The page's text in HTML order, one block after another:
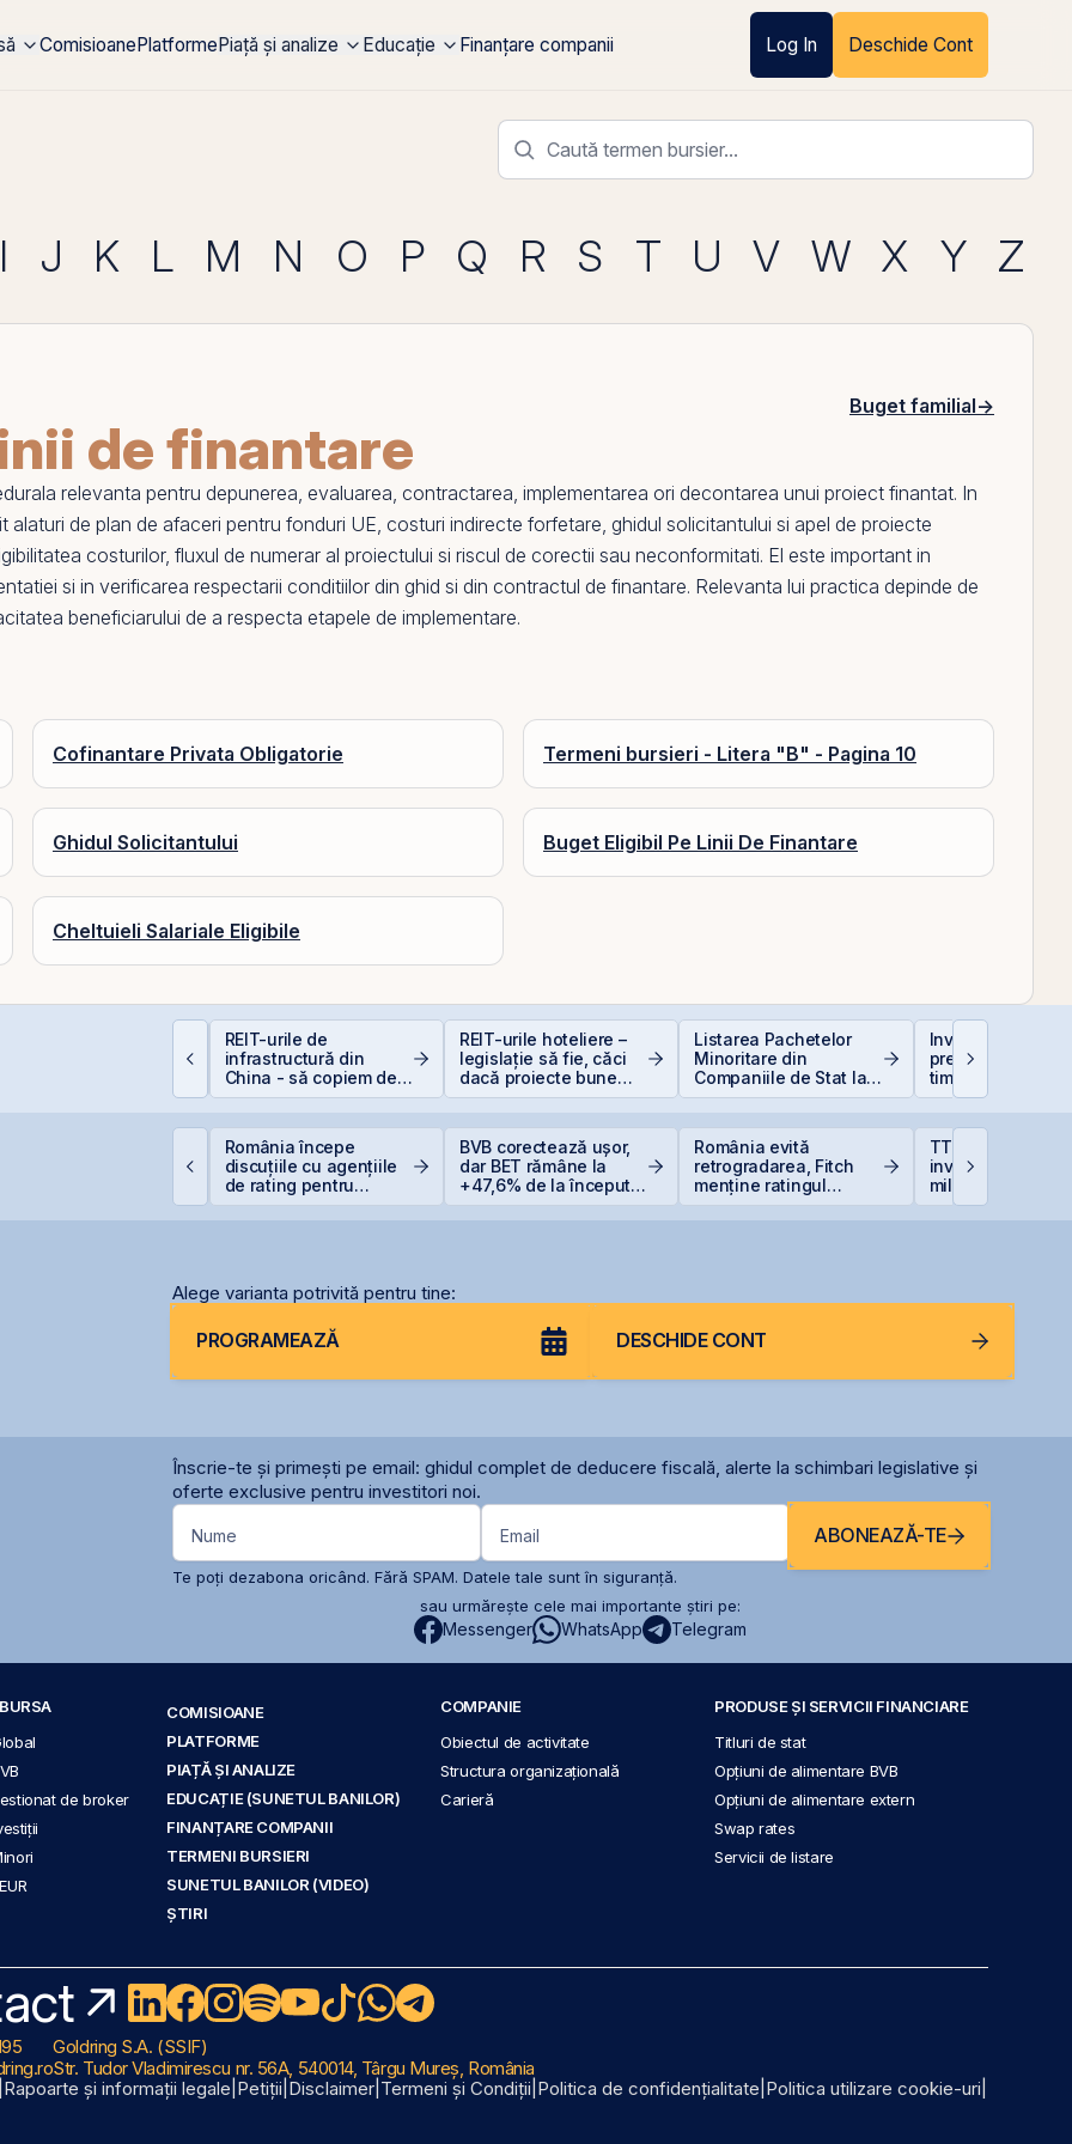
ComisioanePlatformePiață și analize Educație Finanțare companii Log In Deschide Cont
I J K L M N O P Q R S T U V W X Y Z
Buget familial→
de finantare
relevanta pentru depunerea, evaluarea, contractarea, implementarea ori decontarea unui proiect finantat. In
alaturi de plan de afaceri pentru fonduri UE, costuri indirecte forfetare, ghidul solicitantului si apel de proiecte
costurilor, fluxul de numerar al proiectului si riscul de corectii sau neconformitati. El este important in
si in verificarea respectarii conditiilor din ghid si din contractul de finantare. Relevanta lui practica depinde de
beneficiarului de a respecta etapele de implementare.
Cofinantare Privata Obligatorie Termeni bursieri - Litera "B" - Pagina 10
Ghidul Solicitantului Buget Eligibil Pe Linii De Finantare
Cheltuieli Salariale Eligibile
REIT-urile de
infrastructură din
China - să copiem de
la cel ce copiază?!
REIT-urile hoteliere –
legislație să fie, căci
dacă proiecte bune
sunt și banii se găsesc
Listarea Pachetelor
Minoritare din
Companiile de Stat la
BVB – Soluție pentru
Investiții la 50+
prea târziu sau
timp?
România începe
discuțiile cu agențiile
de rating pentru
BVB corectează ușor,
dar BET rămâne la
+47,6% de la începutul
România evită
retrogradarea, Fitch
menține ratingul
TTS finalizează
investiția de 23
milioane euro în
terminalul
Alege varianta potrivită pentru tine:
PROGRAMEAZĂ DESCHIDE CONT
Înscrie-te și primești pe email: ghidul complet de deducere fiscală, alerte la schimbari legislative și
oferte exclusive pentru investitori noi.
Nume Email ABONEAZĂ-TE
Te poți dezabona oricând. Fără SPAM. Datele tale sunt în siguranță.
sau urmărește cele mai importante știri pe:
Messenger WhatsApp Telegram
de broker
COMISIOANE
PLATFORME
PIAȚĂ ȘI ANALIZE
EDUCAȚIE (SUNETUL BANILOR)
FINANȚARE COMPANII
TERMENI BURSIERI
SUNETUL BANILOR (VIDEO)
ȘTIRI
COMPANIE
Obiectul de activitate
Structura organizațională
Carieră
PRODUSE ȘI SERVICII FINANCIARE
Titluri de stat
Opțiuni de alimentare BVB
Opțiuni de alimentare extern
Swap rates
Servicii de listare
Goldring S.A. (SSIF)
Str. Tudor Vladimirescu nr. 56A, 540014, Târgu Mureș, România
Rapoarte și informații legale Petiții Disclaimer Termeni și Condiții Politica de confidențialitate Politica utilizare cookie-uri